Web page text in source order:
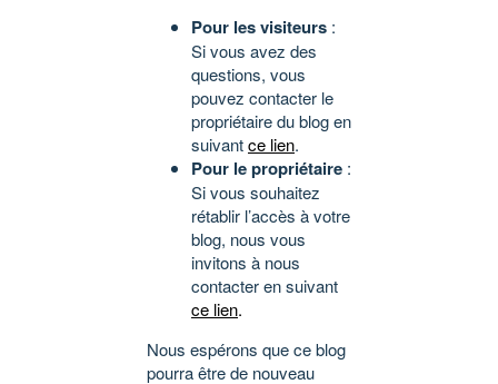
Pour les visiteurs :
Si vous avez des
questions, vous
pouvez contacter le
propriétaire du blog en
suivantce lien.
Pour le propriétaire :
Si vous souhaitez
rétablir l’accès à votre
blog, nous vous
invitons à nous
contacter en suivant
ce lien.
Nous espérons que ce blog
pourra être de nouveau